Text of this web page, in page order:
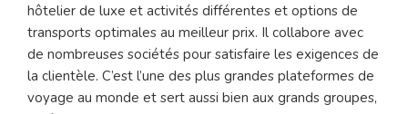
hôtelier de luxe et activités différentes et options de
transports optimales au meilleur prix. Il collabore avec
de nombreuses sociétés pour satisfaire les exigences de
la clientèle. C’est l’une des plus grandes plateformes de
voyage au monde et sert aussi bien aux grands groupes,